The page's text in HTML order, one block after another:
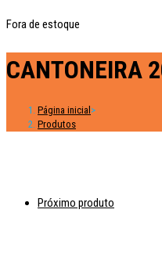
Fora de estoque
CANTONEIRA
Página inicial >
Produtos
Próximo produto